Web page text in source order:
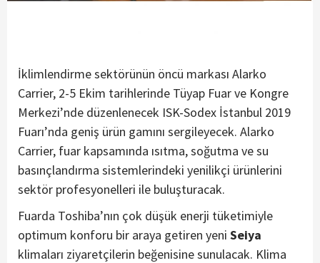
İklimlendirme sektörünün öncü markası Alarko
Carrier, 2-5 Ekim tarihlerinde Tüyap Fuar ve Kongre
Merkezi’nde düzenlenecek ISK-Sodex İstanbul 2019
Fuarı’nda geniş ürün gamını sergileyecek. Alarko
Carrier, fuar kapsamında ısıtma, soğutma ve su
basınçlandırma sistemlerindeki yenilikçi ürünlerini
sektör profesyonelleri ile buluşturacak.
Fuarda Toshiba’nın çok düşük enerji tüketimiyle
optimum konforu bir araya getiren yeni Seiya
klimaları ziyaretçilerin beğenisine sunulacak. Klima